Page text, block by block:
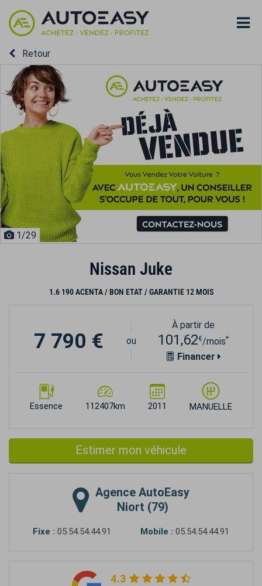
Retour
1/29
Nissan Juke
1.6 190 ACENTA / BON ETAT / GARANTIE 12 MOIS
Essence 112407km 2011 MANUELLE
7 790 € ou
À partir de
101,62€/mois*
Financer
Estimer mon véhicule
Agence AutoEasy
Niort (79)
Fixe : 05.54.54.44.91 Mobile : 05.54.54.44.91
4.3